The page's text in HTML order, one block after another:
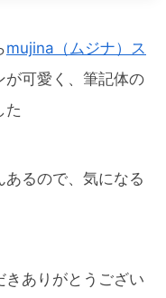
mujina（ムジナ）ス
が可愛く、筆記体の
た
るので、気になる
きありがとうござい